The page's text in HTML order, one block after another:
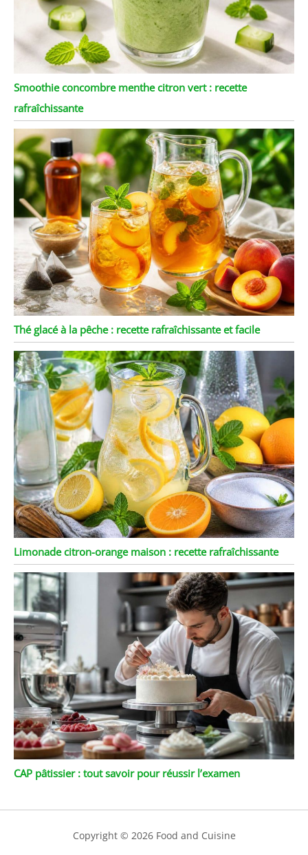
Smoothie concombre menthe citron vert : recette
rafraîchissante
Thé glacé à la pêche : recette rafraîchissante et facile
Limonade citron-orange maison : recette rafraîchissante
CAP pâtissier : tout savoir pour réussir l’examen
Copyright © 2026 Food and Cuisine